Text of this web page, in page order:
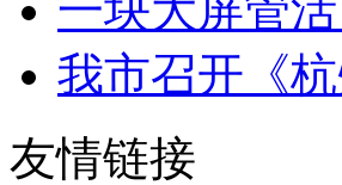
我市召开《
友情链接